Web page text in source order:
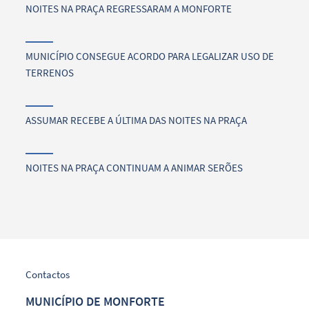
NOITES NA PRAÇA REGRESSARAM A MONFORTE
MUNICÍPIO CONSEGUE ACORDO PARA LEGALIZAR USO DE
TERRENOS
ASSUMAR RECEBE A ÚLTIMA DAS NOITES NA PRAÇA
NOITES NA PRAÇA CONTINUAM A ANIMAR SERÕES
Contactos
MUNICÍPIO DE MONFORTE